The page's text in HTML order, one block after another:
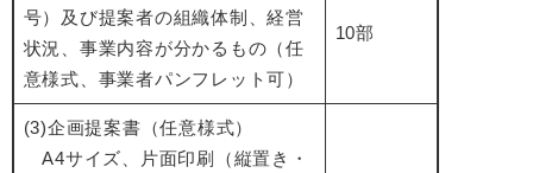
号）及び提案者の組織体制、経営
状況、事業内容が分かるもの（任
意様式、事業者パンフレット可）
10部
(3)企画提案書（任意様式）
A4サイズ、片面印刷（縦置き・